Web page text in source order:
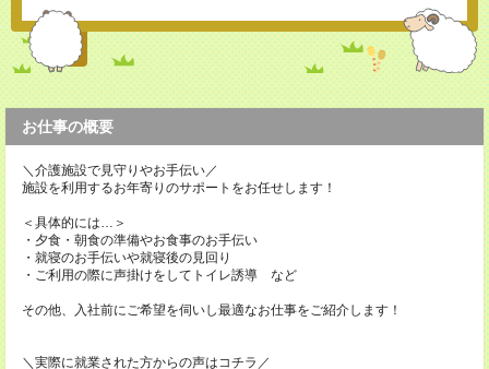
お仕事の概要
＼介護施設で見守りやお手伝い／
施設を利用するお年寄りのサポートをお任せします！
＜具体的には…＞
・夕食・朝食の準備やお食事のお手伝い
・就寝のお手伝いや就寝後の見回り
・ご利用の際に声掛けをしてトイレ誘導 など
その他、入社前にご希望を伺いし最適なお仕事をご紹介します！
＼実際に就業された方からの声はコチラ／